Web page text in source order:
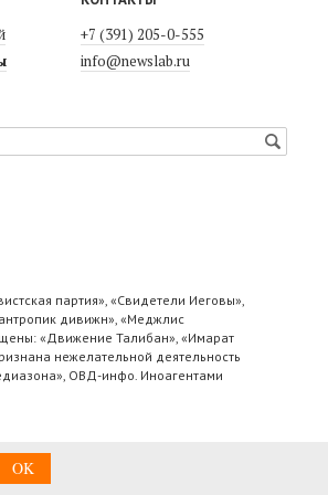
+7 (391) 205-0-555
info@newslab.ru
партия», «Свидетели Иеговы»,
дивижн», «Меджлис
«Движение Талибан», «Имарат
нежелательной деятельность
ОВД-инфо. Иноагентами
OK